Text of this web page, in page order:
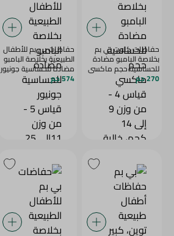
حفاضات كِلوت بي بم
بخلاصة البامبو مضادة
للحساسية حجم ماكسي
14 كجم، خالية من
اللاتيكس والبارابين
والعطور - 32 للعبوة
270 جم
حفاضات بي بم للأطفال
الطبيعية بخلاصة البامبو
مضادة للحساسية جونيور
25 كجم، خالية من
اللاتيكس والبارابين
والعطور - 64 للعبوة
574 جم